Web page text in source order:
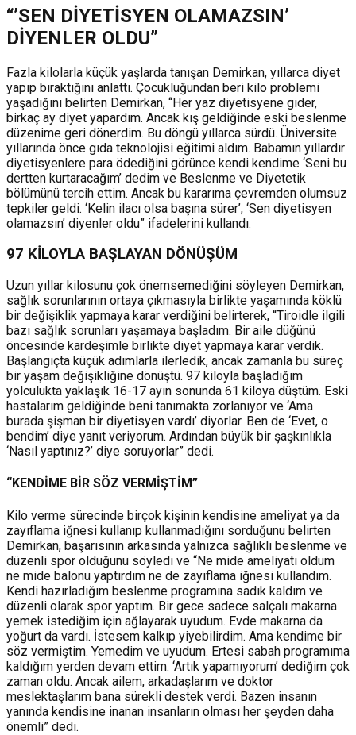
“’SEN DİYETİSYEN OLAMAZSIN’
DİYENLER OLDU”
Fazla kilolarla küçük yaşlarda tanışan Demirkan, yıllarca diyet
yapıp bıraktığını anlattı. Çocukluğundan beri kilo problemi
yaşadığını belirten Demirkan, “Her yaz diyetisyene gider,
birkaç ay diyet yapardım. Ancak kış geldiğinde eski beslenme
düzenime geri dönerdim. Bu döngü yıllarca sürdü. Üniversite
yıllarında önce gıda teknolojisi eğitimi aldım. Babamın yıllardır
diyetisyenlere para ödediğini görünce kendi kendime ‘Seni bu
dertten kurtaracağım’ dedim ve Beslenme ve Diyetetik
bölümünü tercih ettim. Ancak bu kararıma çevremden olumsuz
tepkiler geldi. ‘Kelin ilacı olsa başına sürer’, ‘Sen diyetisyen
olamazsın’ diyenler oldu” ifadelerini kullandı.
97 KİLOYLA BAŞLAYAN DÖNÜŞÜM
Uzun yıllar kilosunu çok önemsemediğini söyleyen Demirkan,
sağlık sorunlarının ortaya çıkmasıyla birlikte yaşamında köklü
bir değişiklik yapmaya karar verdiğini belirterek, “Tiroidle ilgili
bazı sağlık sorunları yaşamaya başladım. Bir aile düğünü
öncesinde kardeşimle birlikte diyet yapmaya karar verdik.
Başlangıçta küçük adımlarla ilerledik, ancak zamanla bu süreç
bir yaşam değişikliğine dönüştü. 97 kiloyla başladığım
yolculukta yaklaşık 16-17 ayın sonunda 61 kiloya düştüm. Eski
hastalarım geldiğinde beni tanımakta zorlanıyor ve ‘Ama
burada şişman bir diyetisyen vardı’ diyorlar. Ben de ‘Evet, o
bendim’ diye yanıt veriyorum. Ardından büyük bir şaşkınlıkla
‘Nasıl yaptınız?’ diye soruyorlar” dedi.
“KENDİME BİR SÖZ VERMİŞTİM”
Kilo verme sürecinde birçok kişinin kendisine ameliyat ya da
zayıflama iğnesi kullanıp kullanmadığını sorduğunu belirten
Demirkan, başarısının arkasında yalnızca sağlıklı beslenme ve
düzenli spor olduğunu söyledi ve “Ne mide ameliyatı oldum
ne mide balonu yaptırdım ne de zayıflama iğnesi kullandım.
Kendi hazırladığım beslenme programına sadık kaldım ve
düzenli olarak spor yaptım. Bir gece sadece salçalı makarna
yemek istediğim için ağlayarak uyudum. Evde makarna da
yoğurt da vardı. İstesem kalkıp yiyebilirdim. Ama kendime bir
söz vermiştim. Yemedim ve uyudum. Ertesi sabah programıma
kaldığım yerden devam ettim. ‘Artık yapamıyorum’ dediğim çok
zaman oldu. Ancak ailem, arkadaşlarım ve doktor
meslektaşlarım bana sürekli destek verdi. Bazen insanın
yanında kendisine inanan insanların olması her şeyden daha
önemli” dedi.